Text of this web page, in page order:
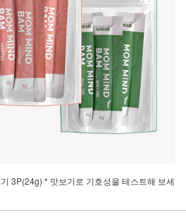
3P(24g) * 맛보기로 기호성을 테스트해 보세